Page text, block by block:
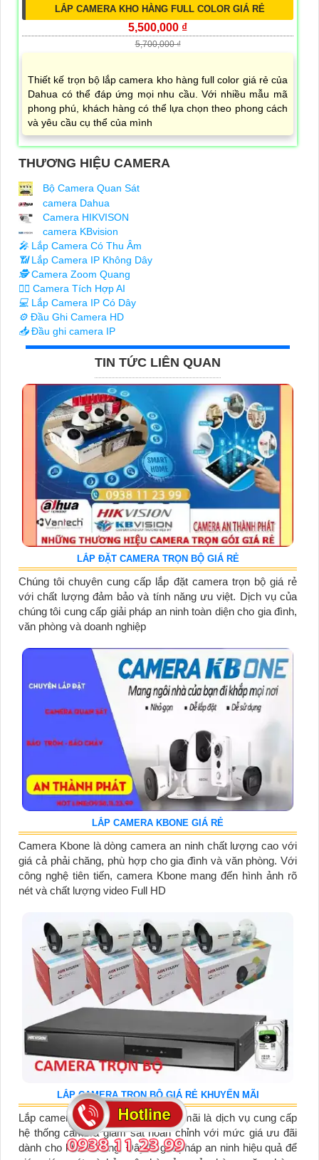
LẮP CAMERA KHO HÀNG FULL COLOR GIÁ RẺ
5,500,000 ₫
5,700,000 ₫
Thiết kế trọn bộ lắp camera kho hàng full color giá rẻ của
Dahua có thể đáp ứng mọi nhu cầu. Với nhiều mẫu mã
phong phú, khách hàng có thể lựa chọn theo phong cách
và yêu cầu cụ thể của mình
THƯƠNG HIỆU CAMERA
Bộ Camera Quan Sát
camera Dahua
Camera HIKVISON
camera KBvision
️🎤️ Lắp Camera Có Thu Âm
📶Lắp Camera IP Không Dây
🕵️Camera Zoom Quang
🧛‍♀️ Camera Tích Hợp AI
💻 Lắp Camera IP Có Dây
⚙️ Đầu Ghi Camera HD
📥Đầu ghi camera IP
TIN TỨC LIÊN QUAN
LẮP ĐẶT CAMERA TRỌN BỘ GIÁ RẺ
Chúng tôi chuyên cung cấp lắp đặt camera trọn bộ giá rẻ
với chất lượng đảm bảo và tính năng ưu việt. Dịch vụ của
chúng tôi cung cấp giải pháp an ninh toàn diện cho gia đình,
văn phòng và doanh nghiệp
LẮP CAMERA KBONE GIÁ RẺ
Camera Kbone là dòng camera an ninh chất lượng cao với
giá cả phải chăng, phù hợp cho gia đình và văn phòng. Với
công nghệ tiên tiến, camera Kbone mang đến hình ảnh rõ
nét và chất lượng video Full HD
LẮP CAMERA TRỌN BỘ GIÁ RẺ KHUYẾN MÃI
Lắp camera trọn bộ giá rẻ khuyến mãi là dịch vụ cung cấp
hệ thống camera giám sát hoàn chỉnh với mức giá ưu đãi
dành cho khách hàng. Đây là giải pháp an ninh hiệu quả để